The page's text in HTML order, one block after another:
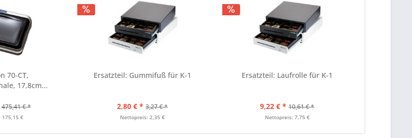
70-CT,
17,8cm...
475,41 € *
175,15 €
Ersatzteil: Gummifuß für K-1
2,80 € * 3,27 € *
Nettopreis: 2,35 €
Ersatzteil: Laufrolle für K-1
9,22 € * 10,61 € *
Nettopreis: 7,75 €